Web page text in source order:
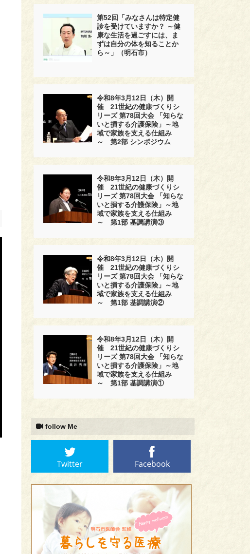
第52回「みなさんは特定健
診を受けていますか？ ～健
康な生活を過ごすには、ま
ずは自分の体を知ることか
ら～」（明石市）
令和8年3月12日（木）開
催 21世紀の健康づくりシ
リーズ 第78回大会 「知らな
いと損する介護保険」～地
域で家族を支える仕組み
～ 第2部 シンポジウム
令和8年3月12日（木）開
催 21世紀の健康づくりシ
リーズ 第78回大会 「知らな
いと損する介護保険」～地
域で家族を支える仕組み
～ 第1部 基調講演③
令和8年3月12日（木）開
催 21世紀の健康づくりシ
リーズ 第78回大会 「知らな
いと損する介護保険」～地
域で家族を支える仕組み
～ 第1部 基調講演②
令和8年3月12日（木）開
催 21世紀の健康づくりシ
リーズ 第78回大会 「知らな
いと損する介護保険」～地
域で家族を支える仕組み
～ 第1部 基調講演①
follow Me
Twitter Facebook